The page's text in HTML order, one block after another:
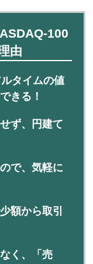
100
由
タイムの値
きる！
ず、円建て
で、気軽に
額から取引
く、「売